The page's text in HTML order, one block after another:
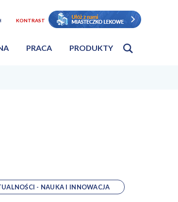
KONTRAST
PRACA PRODUKTY
- NAUKA I INNOWACJA